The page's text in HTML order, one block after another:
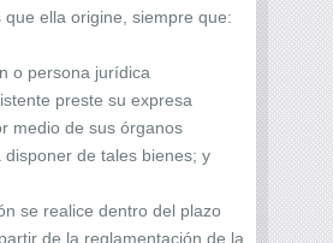
que ella origine, siempre que:
o persona jurídica
preste su expresa
medio de sus órganos
disponer de tales bienes; y
se realice dentro del plazo
de la reglamentación de la